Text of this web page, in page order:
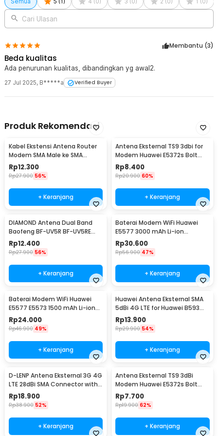
Cari Ulasan
Membantu (3)
Beda kualitas
Ada penurunan kualitas, dibandingkan yg awal2.
27 Jul 2025, B*****a Verified Buyer
Produk Rekomendasi
Kabel Ekstensi Antena Router
Modem SMA Male ke SMA
Female 3M - C390
Rp12.300
Rp27.900 56%
+ Keranjang
Antena Eksternal TS9 3dbi for
Modem Huawei E5372s Bolt
Slim and Max
Rp8.400
Rp20.900 60%
+ Keranjang
DIAMOND Antena Dual Band
Baofeng BF-UV5R BF-UV5RE
UV-82 BF-888s UFO-1 - SRH805S
Rp12.400
Rp27.900 56%
+ Keranjang
Baterai Modem WiFi Huawei
E5577 3000 mAh Li-ion
Polymer Replacement -
HB824666RBC
Rp30.600
Rp56.900 47%
+ Keranjang
Baterai Modem WiFi Huawei
E5577 E5573 1500 mAh Li-ion
Replacement - HB434666RBC
Rp24.000
Rp46.900 49%
+ Keranjang
Huawei Antena Eksternal SMA
5dBi 4G LTE for Huawei B593
B880 B310 B890
Rp13.900
Rp29.900 54%
+ Keranjang
D-LENP Antena Eksternal 3G 4G
LTE 28dBi SMA Connector with
2M Cable - RG174
Rp18.900
Rp38.900 52%
+ Keranjang
Antena Eksternal TS9 3dBi
Modem Huawei E5372s Bolt
Slim and Max
Rp7.700
Rp19.900 62%
+ Keranjang